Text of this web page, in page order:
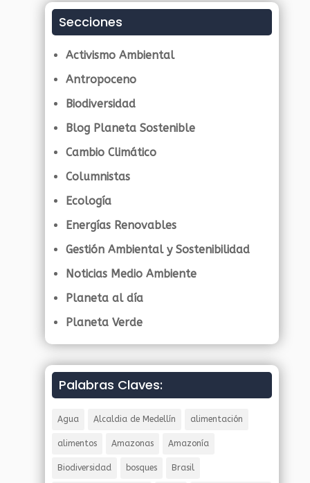
Secciones
Activismo Ambiental
Antropoceno
Biodiversidad
Blog Planeta Sostenible
Cambio Climático
Columnistas
Ecología
Energías Renovables
Gestión Ambiental y Sostenibilidad
Noticias Medio Ambiente
Planeta al día
Planeta Verde
Palabras Claves:
Agua Alcaldia de Medellín alimentación
alimentos Amazonas Amazonía
Biodiversidad bosques Brasil